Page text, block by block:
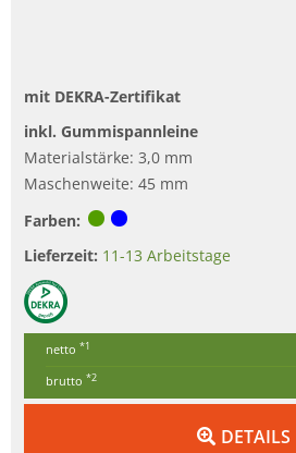
mit DEKRA-Zertifikat
inkl. Gummispannleine
Materialstärke: 3,0 mm
Maschenweite: 45 mm
Farben:
Lieferzeit: 11-13 Arbeitstage
netto *1
brutto *2
DETAILS